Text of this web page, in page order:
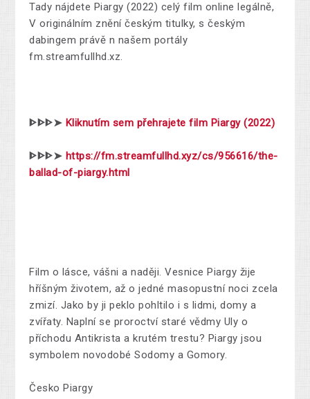
Tady nájdete Piargy (2022) celý film online legálně,
V originálním znění českým titulky, s českým
dabingem právě n našem portály
fm.streamfullhd.xz.
ᐈᐈᐈ➤ Kliknutím sem přehrajete film Piargy (2022)
ᐈᐈᐈ➤ https://fm.streamfullhd.xyz/cs/956616/the-
ballad-of-piargy.html
Film o lásce, vášni a naději. Vesnice Piargy žije
hříšným životem, až o jedné masopustní noci zcela
zmizí. Jako by ji peklo pohltilo i s lidmi, domy a
zvířaty. Naplní se proroctví staré vědmy Uly o
příchodu Antikrista a krutém trestu? Piargy jsou
symbolem novodobé Sodomy a Gomory.
Česko Piargy